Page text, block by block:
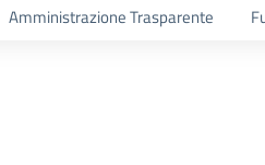
Amministrazione Trasparente